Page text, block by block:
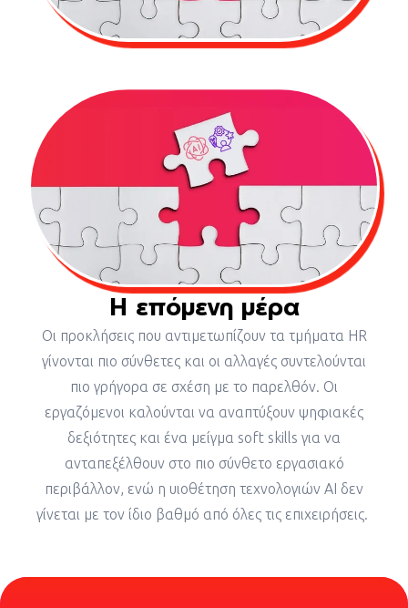
Η επόμενη μέρα
Οι προκλήσεις που αντιμετωπίζουν τα τμήματα HR
γίνονται πιο σύνθετες και οι αλλαγές συντελούνται
πιο γρήγορα σε σχέση με το παρελθόν. Οι
εργαζόμενοι καλούνται να αναπτύξουν ψηφιακές
δεξιότητες και ένα μείγμα soft skills για να
ανταπεξέλθουν στο πιο σύνθετο εργασιακό
περιβάλλον, ενώ η υιοθέτηση τεχνολογιών ΑΙ δεν
γίνεται με τον ίδιο βαθμό από όλες τις επιχειρήσεις.